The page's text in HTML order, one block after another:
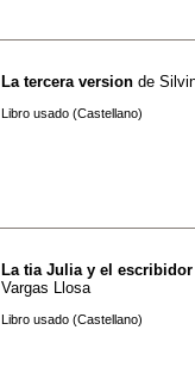
La tercera version de
Libro usado (Castellano)
La tia Julia y el escribidor
Vargas Llosa
Libro usado (Castellano)